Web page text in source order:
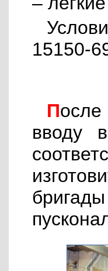
15150-
После получения машины и подготовки помещения к
вводу